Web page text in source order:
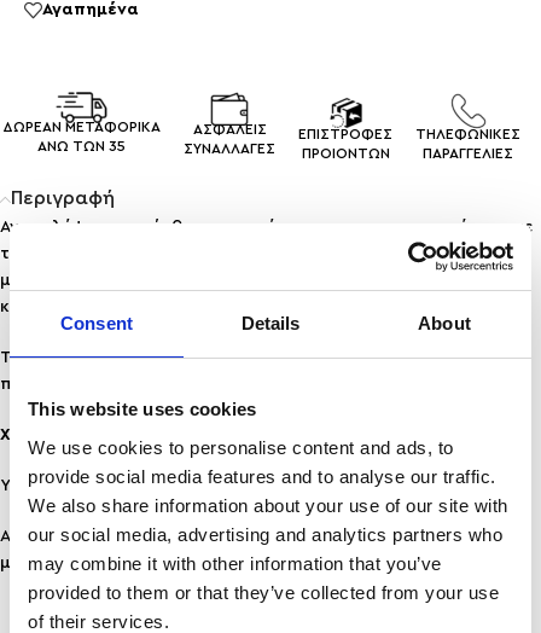
Consent Details About
This website uses cookies
We use cookies to personalise content and ads, to
provide social media features and to analyse our traffic.
We also share information about your use of our site with
our social media, advertising and analytics partners who
may combine it with other information that you’ve
provided to them or that they’ve collected from your use
of their services.
Αγαπημένα
ΔΩΡΕΑΝ ΜΕΤΑΦΟΡΙΚΑ
ΑΝΩ ΤΩΝ 35
ΑΣΦΑΛΕΙΣ
ΣΥΝΑΛΛΑΓEΣ
ΕΠΙΣΤΡΟΦΕΣ
ΠΡΟΙΟΝΤΩΝ
ΤΗΛΕΦΩΝΙΚΕΣ
ΠΑΡΑΓΓΕΛΙΕΣ
Περιγραφή
Ανακαλύψτε την αίσθηση του σύγχρονου και του μοντέρνου με
το
. Η αλυσίδα του κολιέ διακοσμείται με μικρές
μπίλιες, που προσδίδουν κίνηση και ενδιαφέρον σε κάθε σας
κίνηση.
Το συγκεκριμένο κολιέ είναι το δεύτερο της φωτογραφίας και
πωλείται ξεχωριστά με το πάνω.
Χαρακτηριστικά:
Υλικό: Ανοξείδωτο Ατσάλι
Ανθεκτικότητα: Υποαλλεργικό, ανθεκτικό σε νερό & άρωμα, δεν
μαυρίζει!